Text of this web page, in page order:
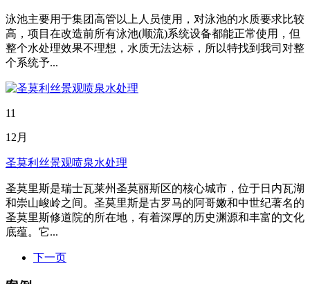
泳池主要用于集团高管以上人员使用，对泳池的水质要求比较
高，项目在改造前所有泳池(顺流)系统设备都能正常使用，但
整个水处理效果不理想，水质无法达标，所以特找到我司对整
个系统予...
11
12月
圣莫利丝景观喷泉水处理
圣莫里斯是瑞士瓦莱州圣莫丽斯区的核心城市，位于日内瓦湖
和崇山峻岭之间。圣莫里斯是古罗马的阿哥嫩和中世纪著名的
圣莫里斯修道院的所在地，有着深厚的历史渊源和丰富的文化
底蕴。它...
下一页